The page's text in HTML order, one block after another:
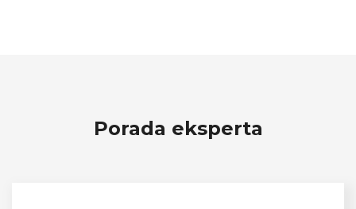
Porada eksperta